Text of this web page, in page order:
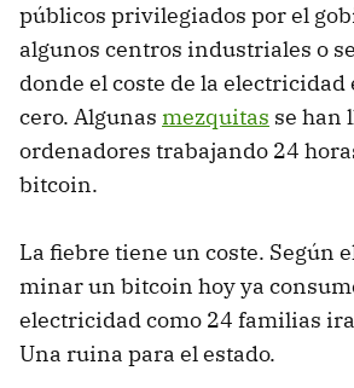
públicos privilegiados por el
algunos centros industriales o
donde el coste de la
cero. Algunas mezquitas se han
ordenadores trabajando 24
bitcoin.
La fiebre tiene un coste. Según
minar un bitcoin hoy ya
electricidad como 24 familias
Una ruina para el estado.